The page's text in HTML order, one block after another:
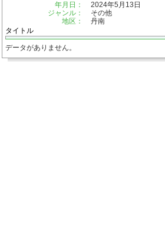
年月日：
2024年5月13日
ジャンル：
その他
地区：
丹南
タイトル
データがありません。